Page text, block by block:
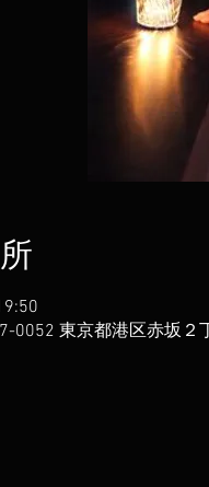
0052 東京都港区赤坂